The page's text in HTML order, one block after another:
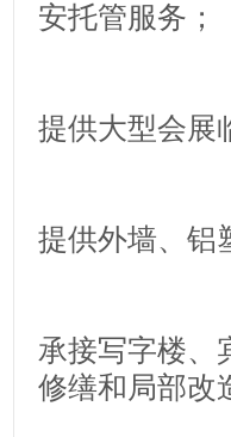
安托管服务；
提供大型会展
提供外墙、铝
承接写字楼、
修缮和局部改